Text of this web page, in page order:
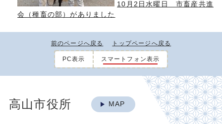
10月2日水曜日 市畜産共進
会（種畜の部）がありました
前のページへ戻る トップページへ戻る
PC表示 スマートフォン表示
高山市役所 MAP